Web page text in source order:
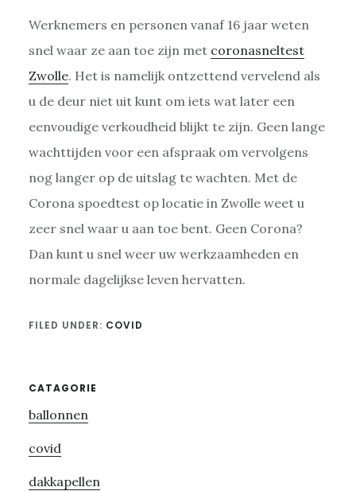
Werknemers en personen vanaf 16 jaar weten
snel waar ze aan toe zijn met coronasneltest
Zwolle. Het is namelijk ontzettend vervelend als
u de deur niet uit kunt om iets wat later een
eenvoudige verkoudheid blijkt te zijn. Geen lange
wachttijden voor een afspraak om vervolgens
nog langer op de uitslag te wachten. Met de
Corona spoedtest op locatie in Zwolle weet u
zeer snel waar u aan toe bent. Geen Corona?
Dan kunt u snel weer uw werkzaamheden en
normale dagelijkse leven hervatten.
FILED UNDER: COVID
Primary
Sidebar
CATAGORIE
ballonnen
covid
dakkapellen